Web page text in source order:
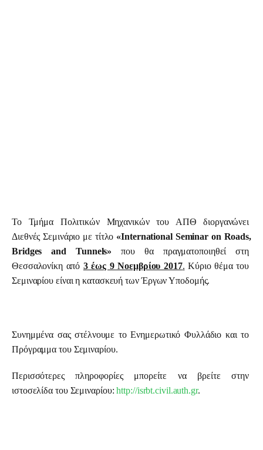
Το Τμήμα Πολιτικών Μηχανικών του ΑΠΘ διοργανώνει
Διεθνές Σεμινάριο με τίτλο «International Seminar on Roads,
Bridges
and Tunnels» που θα πραγματοποιηθεί στη
Θεσσαλονίκη από 3 έως 9 Νοεμβρίου 2017. Κύριο θέμα του
Σεμιναρίου είναι η κατασκευή των Έργων Υποδομής.
Συνημμένα σας στέλνουμε το Ενημερωτικό Φυλλάδιο και το
Πρόγραμμα του Σεμιναρίου.
Περισσότερες πληροφορίες μπορείτε να βρείτε στην
ιστοσελίδα του Σεμιναρίου: http://isrbt.civil.auth.gr.